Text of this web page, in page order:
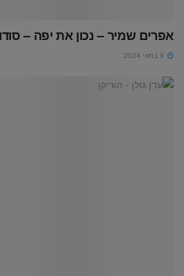
אפרים שמיר – נכון את יפה –